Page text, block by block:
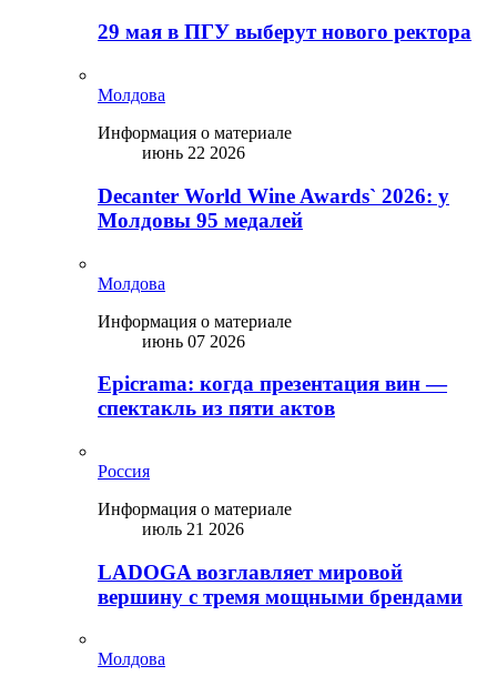
29 мая в ПГУ выберут нового ректора
Молдова
Информация о материале
июнь 22 2026
Decanter World Wine Awards` 2026: у
Молдовы 95 медалей
Молдова
Информация о материале
июнь 07 2026
Epicrama: когда презентация вин —
спектакль из пяти актов
Россия
Информация о материале
июль 21 2026
LADOGA возглавляет мировой
вершину с тремя мощными брендами
Молдова